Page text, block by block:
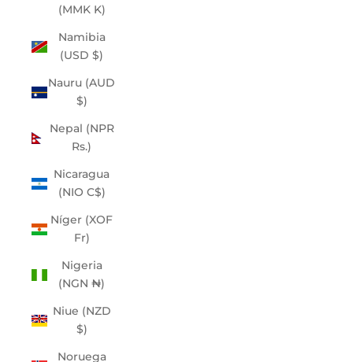
(MMK K)
Namibia
(USD $)
Nauru (AUD
$)
Nepal (NPR
Rs.)
Nicaragua
(NIO C$)
Níger (XOF
Fr)
Nigeria
(NGN ₦)
Niue (NZD
$)
Noruega